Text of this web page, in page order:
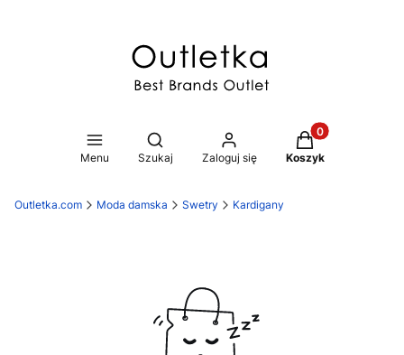
Menu
Otwórz wyszukiwarkę
Szukaj Zaloguj się
Produkty w
Koszyk
Outletka.com Moda damska Swetry Kardigany